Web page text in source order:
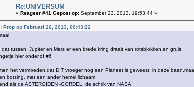
Re:UNIVERSUM
« Reageer #41 Gepost op: September 23, 2013, 19:53:44 »
Prop op Februari 26, 2013, 00:43:22
dat tussen Jupiter en Mars er een brede kring draait van rotsblokken,en gruis,
hier onder.of #6
het vermoeden,dat DIT vroeger nog een Planeet is geweest, in deze
botsing. met een ander hemel lichaam.
als de ASTEROIDEN -GORDEL, de schrik van NASA.